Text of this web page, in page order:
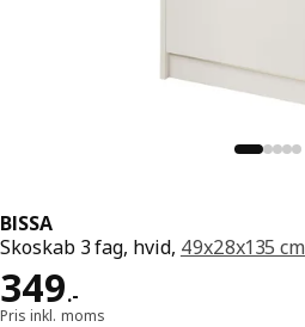
BISSA
Skoskab 3 fag, hvid, 49x28x135 cm
349.-
Pris 349.-
Pris inkl. moms